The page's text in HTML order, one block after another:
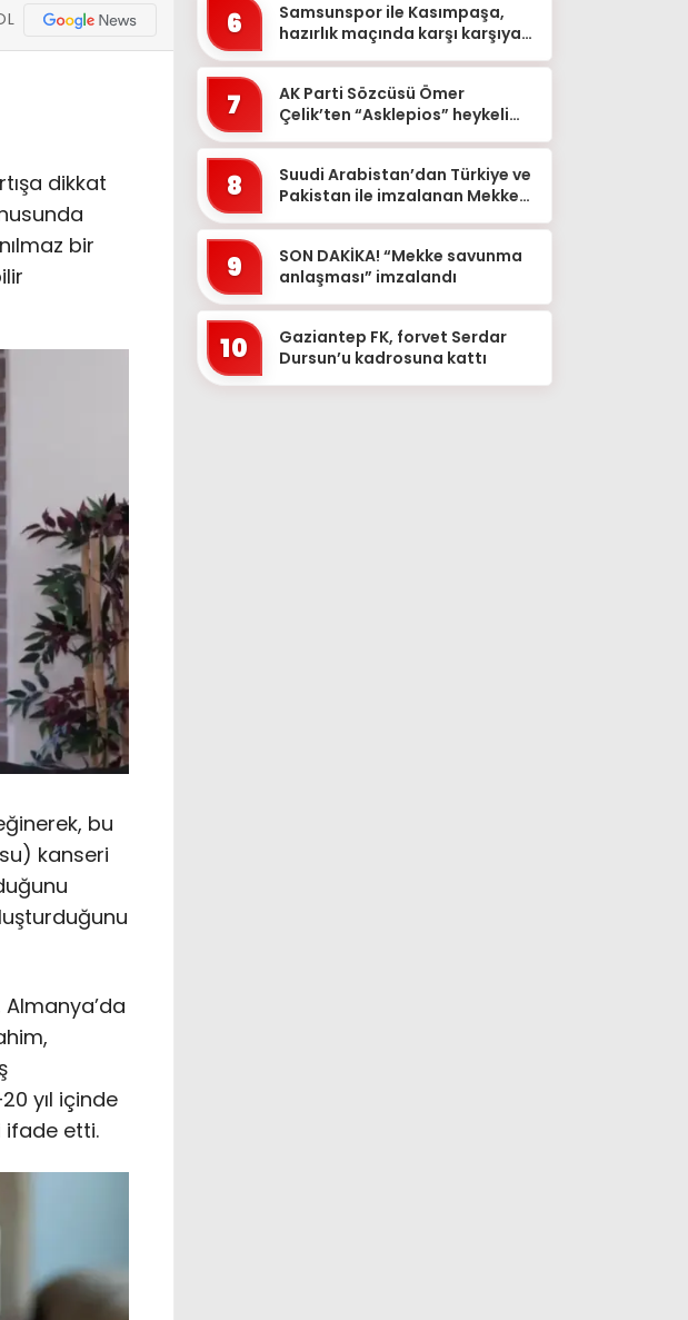
dikkat
bir
bu
kanseri
yıl içinde
ifade etti.
6
Samsunspor ile Kasımpaşa,
hazırlık maçında karşı karşıya
7
AK Parti Sözcüsü Ömer
Çelik’ten “Asklepios” heykeli
8
Suudi Arabistan’dan Türkiye ve
Pakistan ile imzalanan Mekke
9
SON DAKİKA! “Mekke savunma
anlaşması” imzalandı
10
Gaziantep FK, forvet Serdar
Dursun’u kadrosuna kattı